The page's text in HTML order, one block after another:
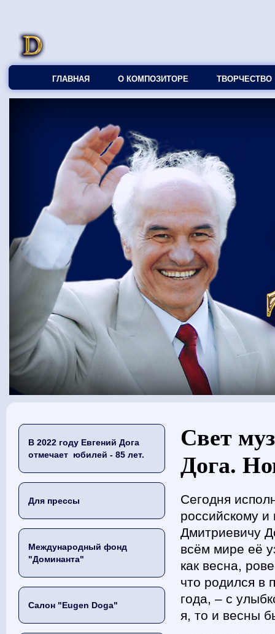
ГЛАВНАЯ О КОМПОЗИТОРЕ ТВОРЧЕСТВО
В 2022 году Евгений Дога
отмечает юбилей - 85 лет.
Для прессы
Международный фонд
"Доминанта"
Салон "Eugen Doga"
Вы здесь
Свет
Дога.
Сегодня
российскому
Дмитриевичу
всём мире её
как весна,
что родился в
года, – с
я, то и весны